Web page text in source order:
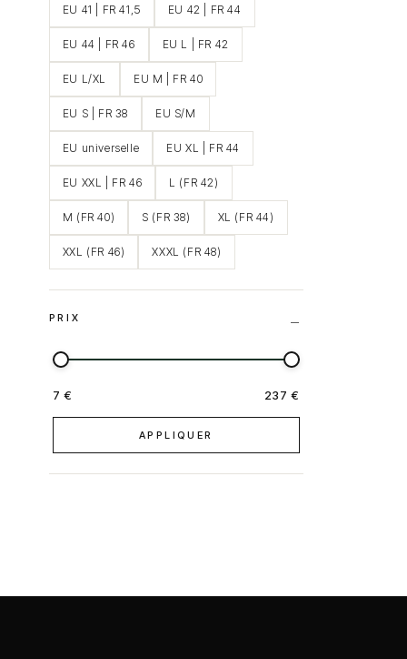
EU 41 | FR 41,5 EU 42 | FR 44
EU 44 | FR 46 EU L | FR 42
EU L/XL EU M | FR 40
EU S | FR 38 EU S/M
EU universelle EU XL | FR 44
EU XXL | FR 46 L (FR 42)
M (FR 40) S (FR 38) XL (FR 44)
XXL (FR 46) XXXL (FR 48)
PRIX
7 € 237 €
APPLIQUER